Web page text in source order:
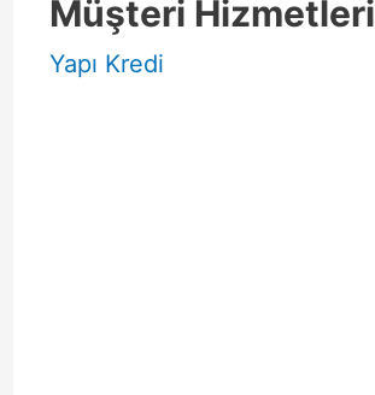
Müşteri Hizmetleri
Yapı Kredi